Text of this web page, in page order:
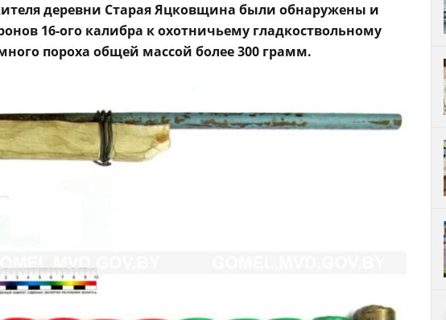
деревни Старая Яцковщина были обнаружены и
16-ого калибра к охотничьему гладкоствольному
пороха общей массой более 300 грамм.